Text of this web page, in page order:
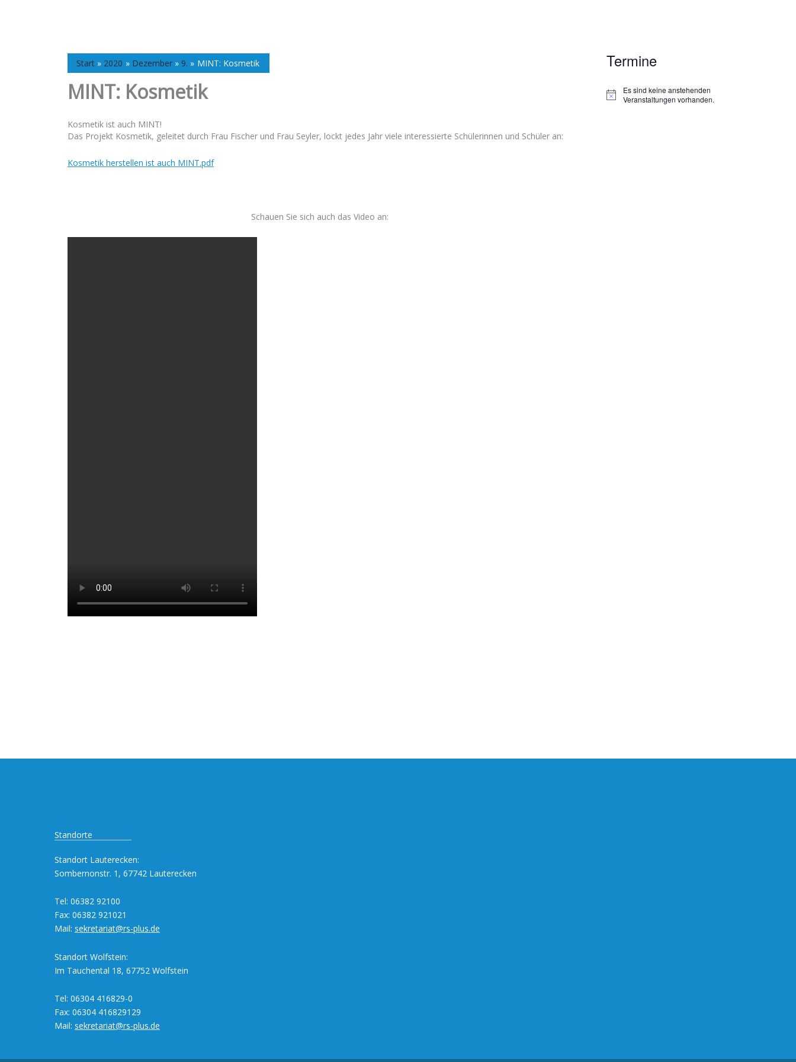
Start 2020 Dezember 9. MINT: Kosmetik
MINT: Kosmetik
Kosmetik ist auch MINT!
Das Projekt Kosmetik, geleitet durch Frau Fischer und Frau Seyler, lockt jedes Jahr viele interessierte Schülerinnen und Schüler an:
Kosmetik herstellen ist auch MINT.pdf
Schauen Sie sich auch das Video an:
Termine
H
Es sind keine anstehenden
Veranstaltungen vorhanden.
Standorte
Standort Lauterecken:
Sombernonstr. 1, 67742 Lauterecken
Tel: 06382 92100
Fax: 06382 921021
Mail: sekretariat@rs-plus.de
Standort Wolfstein:
Im Tauchental 18, 67752 Wolfstein
Tel: 06304 416829-0
Fax: 06304 416829129
Mail: sekretariat@rs-plus.de